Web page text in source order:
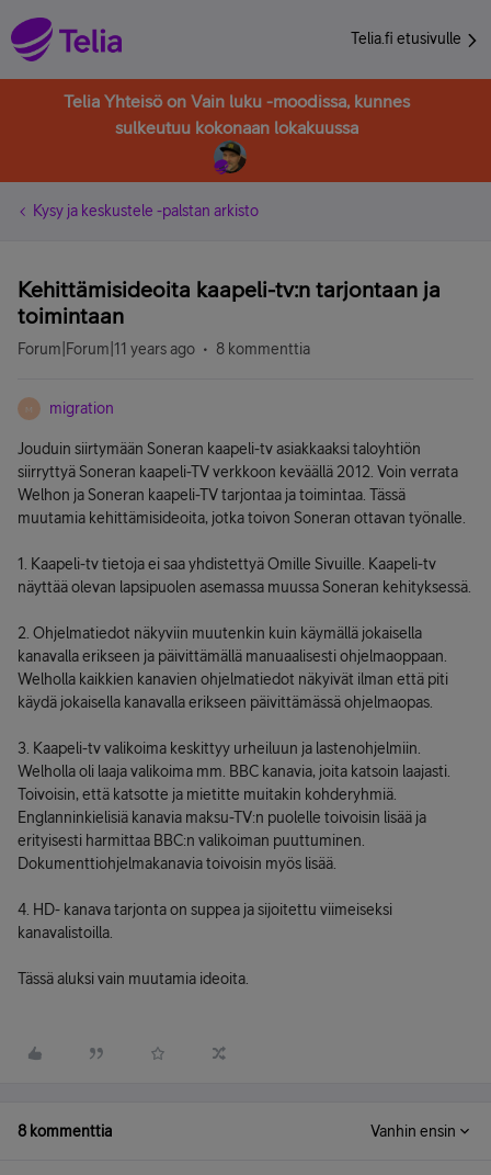
Telia.fi etusivulle
Telia Yhteisö on Vain luku -moodissa, kunnes
sulkeutuu kokonaan lokakuussa
Kysy ja keskustele -palstan arkisto
Kehittämisideoita kaapeli-tv:n tarjontaan ja
toimintaan
Forum|Forum|11 years ago 8 kommenttia
M migration
Jouduin siirtymään Soneran kaapeli-tv asiakkaaksi taloyhtiön
siirryttyä Soneran kaapeli-TV verkkoon keväällä 2012. Voin verrata
Welhon ja Soneran kaapeli-TV tarjontaa ja toimintaa. Tässä
muutamia kehittämisideoita, jotka toivon Soneran ottavan työnalle.
1. Kaapeli-tv tietoja ei saa yhdistettyä Omille Sivuille. Kaapeli-tv
näyttää olevan lapsipuolen asemassa muussa Soneran kehityksessä.
2. Ohjelmatiedot näkyviin muutenkin kuin käymällä jokaisella
kanavalla erikseen ja päivittämällä manuaalisesti ohjelmaoppaan.
Welholla kaikkien kanavien ohjelmatiedot näkyivät ilman että piti
käydä jokaisella kanavalla erikseen päivittämässä ohjelmaopas.
3. Kaapeli-tv valikoima keskittyy urheiluun ja lastenohjelmiin.
Welholla oli laaja valikoima mm. BBC kanavia, joita katsoin laajasti.
Toivoisin, että katsotte ja mietitte muitakin kohderyhmiä.
Englanninkielisiä kanavia maksu-TV:n puolelle toivoisin lisää ja
erityisesti harmittaa BBC:n valikoiman puuttuminen.
Dokumenttiohjelmakanavia toivoisin myös lisää.
4. HD- kanava tarjonta on suppea ja sijoitettu viimeiseksi
kanavalistoilla.
Tässä aluksi vain muutamia ideoita.
8 kommenttia Vanhin ensin